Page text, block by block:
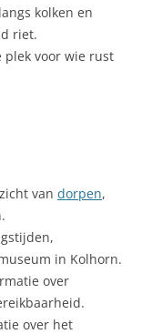
kolken en
riet.
voor wie rust
van dorpen,
in Kolhorn.
over
over het